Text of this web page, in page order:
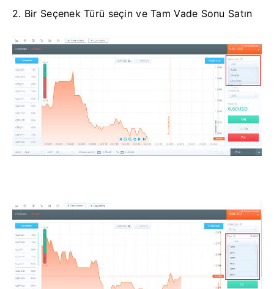
2. Bir Seçenek Türü seçin ve Tam Vade Sonu Satın